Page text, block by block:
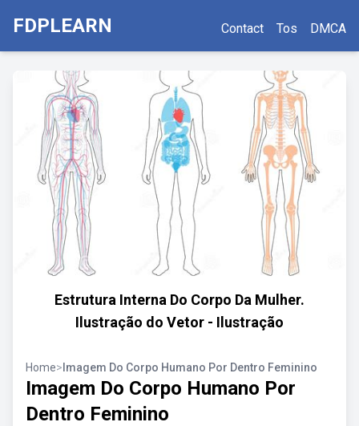
FDPLEARN Contact Tos DMCA
Estrutura Interna Do Corpo Da Mulher.
Ilustração do Vetor - Ilustração
Home> Imagem Do Corpo Humano Por Dentro Feminino
Imagem Do Corpo Humano Por
Dentro Feminino